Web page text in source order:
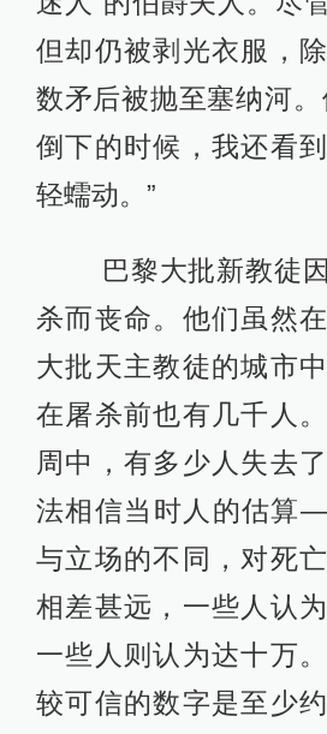
但却仍被剥光衣服，
数矛后被抛至塞纳河
倒下的时候，我还看
轻蠕动。”
巴黎大批新教徒因
杀而丧命。他们虽然
大批天主教徒的城市
在屠杀前也有几千人
周中，有多少人失去
法相信当时人的估算
与立场的不同，对死
相差甚远，一些人认
一些人则认为达十万
较可信的数字是至少